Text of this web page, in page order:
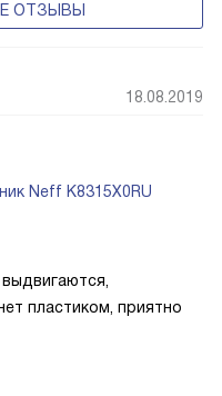
ОТЗЫВЫ
18.08.2019
Neff K8315X0RU
пластиком, приятно